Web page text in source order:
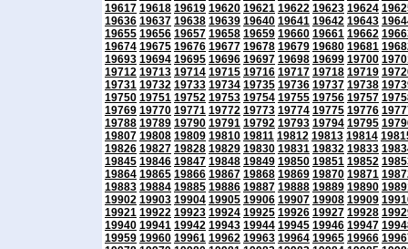
19617 19618 19619 19620 19621 19622 19623 19624
19636 19637 19638 19639 19640 19641 19642 19643
19655 19656 19657 19658 19659 19660 19661 19662
19674 19675 19676 19677 19678 19679 19680 19681
19693 19694 19695 19696 19697 19698 19699 19700
19712 19713 19714 19715 19716 19717 19718 19719
19731 19732 19733 19734 19735 19736 19737 19738
19750 19751 19752 19753 19754 19755 19756 19757
19769 19770 19771 19772 19773 19774 19775 19776
19788 19789 19790 19791 19792 19793 19794 19795
19807 19808 19809 19810 19811 19812 19813 19814
19826 19827 19828 19829 19830 19831 19832 19833
19845 19846 19847 19848 19849 19850 19851 19852
19864 19865 19866 19867 19868 19869 19870 19871
19883 19884 19885 19886 19887 19888 19889 19890
19902 19903 19904 19905 19906 19907 19908 19909
19921 19922 19923 19924 19925 19926 19927 19928
19940 19941 19942 19943 19944 19945 19946 19947
19959 19960 19961 19962 19963 19964 19965 19966